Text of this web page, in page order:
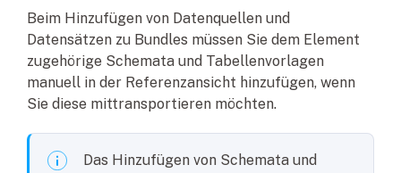
Beim Hinzufügen von Datenquellen und
Datensätzen zu Bundles müssen Sie dem Element
zugehörige Schemata und Tabellenvorlagen
manuell in der Referenzansicht hinzufügen, wenn
Sie diese mittransportieren möchten.
Das Hinzufügen von Schemata und